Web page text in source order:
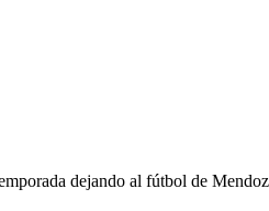
dejando al fútbol de